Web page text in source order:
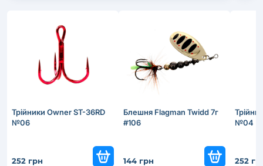
Трійники Owner ST-36RD
№06
252 грн
Блешня Flagman Twidd 7г
#106
144 грн
№04
252